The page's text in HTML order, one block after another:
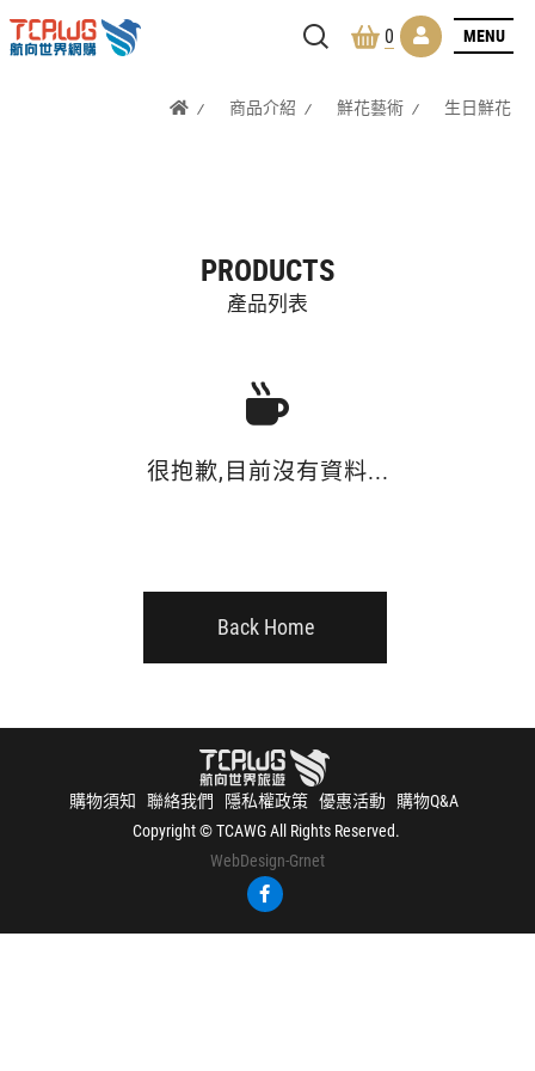
0 MENU
商品介紹 鮮花藝術 生日鮮花
PRODUCTS
產品列表
很抱歉,目前沒有資料...
Back Home
購物須知 聯絡我們 隱私權政策 優惠活動
購物Q&A
Copyright © TCAWG All Rights Reserved.
WebDesign-Grnet